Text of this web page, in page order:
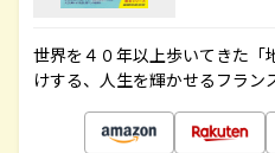
世界を４０年以上歩いてきた「
けする、人生を輝かせるフラン